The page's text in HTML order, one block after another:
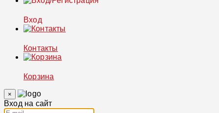
Вход
Контакты
Корзина
×
Вход на сайт